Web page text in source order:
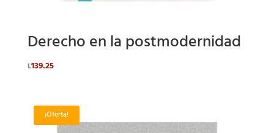
Derecho en la postmodernidad
L139.25
¡Oferta!